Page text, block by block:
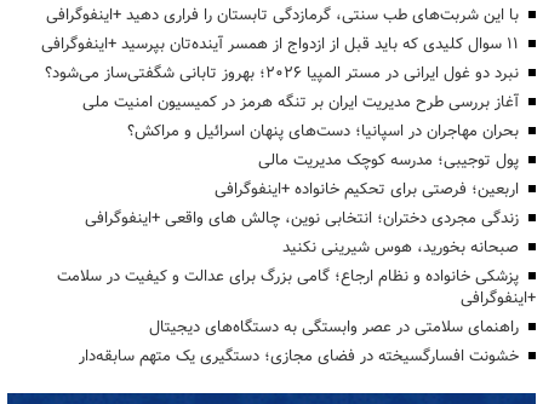
با این شربت‌های طب سنتی، گرمازدگی تابستان را فراری دهید +اینفوگرافی
۱۱ سوال کلیدی که باید قبل از ازدواج از همسر آینده‌تان بپرسید +اینفوگرافی
نبرد دو غول ایرانی در مستر المپیا ۲۰۲۶؛ بهروز تابانی شگفتی‌ساز می‌شود؟
آغاز بررسی طرح مدیریت ایران بر تنگه هرمز در کمیسیون امنیت ملی
بحران مهاجران در اسپانیا؛ دست‌های پنهان اسرائیل و مراکش؟
پول توجیبی؛ مدرسه کوچک مدیریت مالی
اربعین؛ فرصتی برای تحکیم خانواده +اینفوگرافی
زندگی مجردی دختران؛ انتخابی نوین، چالش های واقعی +اینفوگرافی
صبحانه بخورید، هوس شیرینی نکنید
پزشکی خانواده و نظام ارجاع؛ گامی بزرگ برای عدالت و کیفیت در سلامت
+اینفوگرافی
راهنمای سلامتی در عصر وابستگی به دستگاه‌های دیجیتال
خشونت افسارگسیخته در فضای مجازی؛ دستگیری یک متهم سابقه‌دار